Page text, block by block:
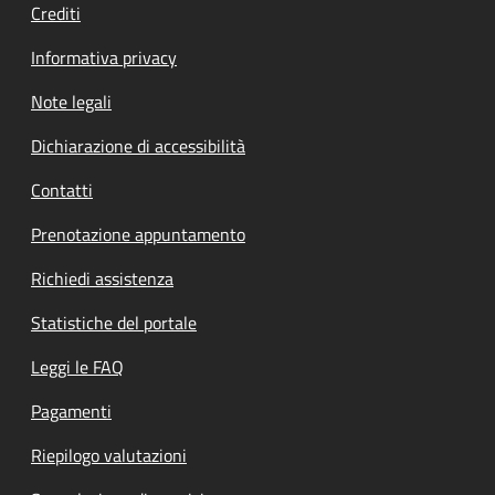
Crediti
Informativa privacy
Note legali
Dichiarazione di accessibilità
Contatti
Prenotazione appuntamento
Richiedi assistenza
Statistiche del portale
Leggi le FAQ
Pagamenti
Riepilogo valutazioni